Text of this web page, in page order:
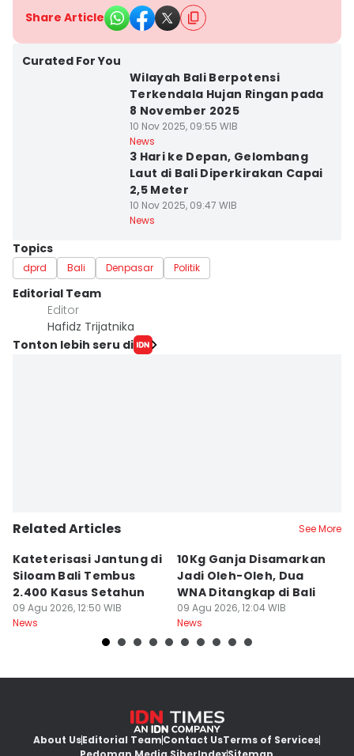
Share Article
Curated For You
Wilayah Bali Berpotensi
Terkendala Hujan Ringan pada
8 November 2025
10 Nov 2025, 09:55 WIB
News
3 Hari ke Depan, Gelombang
Laut di Bali Diperkirakan Capai
2,5 Meter
10 Nov 2025, 09:47 WIB
News
Topics
dprd Bali Denpasar Politik
Editorial Team
Editor
Hafidz Trijatnika
Tonton lebih seru di
Related Articles See More
Kateterisasi Jantung di
Siloam Bali Tembus
2.400 Kasus Setahun
09 Agu 2026, 12:50 WIB
News
10Kg Ganja Disamarkan
Jadi Oleh-Oleh, Dua
WNA Ditangkap di Bali
09 Agu 2026, 12:04 WIB
News
About UsEditorial TeamContact UsTerms of Services